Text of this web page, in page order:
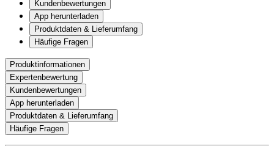
Kundenbewertungen
App herunterladen
Produktdaten & Lieferumfang
Häufige Fragen
Produktinformationen
Expertenbewertung
Kundenbewertungen
App herunterladen
Produktdaten & Lieferumfang
Häufige Fragen